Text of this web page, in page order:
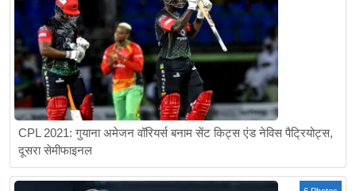
CPL 2021: गुयाना अमेजन वॉरियर्स बनाम सेंट किट्स एंड नेविस पैट्रियोट्स,
दूसरा सेमीफाइनल